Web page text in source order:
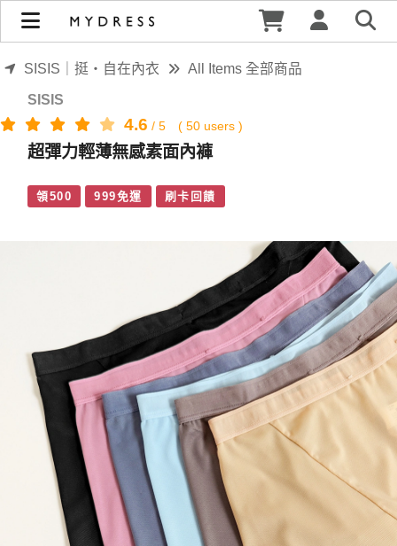
超彈力輕薄無感素面內褲 | MYDRESS 時裳韓風
SISIS｜挺‧自在內衣 All Items 全部商品
SISIS
4.6 / 5 ( 50 users )
超彈力輕薄無感素面內褲
領500 999免運 刷卡回饋